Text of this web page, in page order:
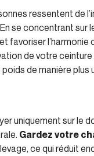
ressentent de
se concentrant sur
favoriser l’harmonie
de votre
de manière plus
uniquement sur le
Gardez votre
ce qui réduit